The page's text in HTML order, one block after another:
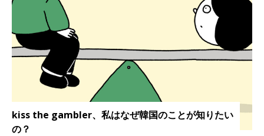
kiss the gambler、私はなぜ韓国のことが知りたい
の？